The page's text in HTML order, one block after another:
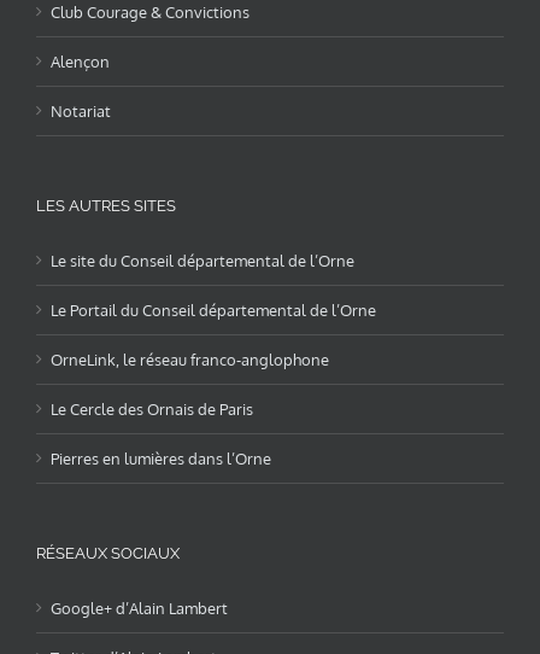
Club Courage & Convictions
Alençon
Notariat
LES AUTRES SITES
Le site du Conseil départemental de l’Orne
Le Portail du Conseil départemental de l’Orne
OrneLink, le réseau franco-anglophone
Le Cercle des Ornais de Paris
Pierres en lumières dans l’Orne
RÉSEAUX SOCIAUX
Google+ d’Alain Lambert